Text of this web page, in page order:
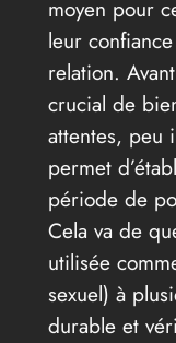
moyen pour
leur
relation.
crucial de
attentes, peu
permet
période de
Cela va de
utilisée
sexuel) à
durable et